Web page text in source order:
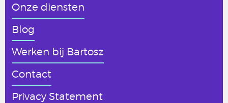
Onze diensten
Blog
Werken bij Bartosz
Contact
Privacy Statement